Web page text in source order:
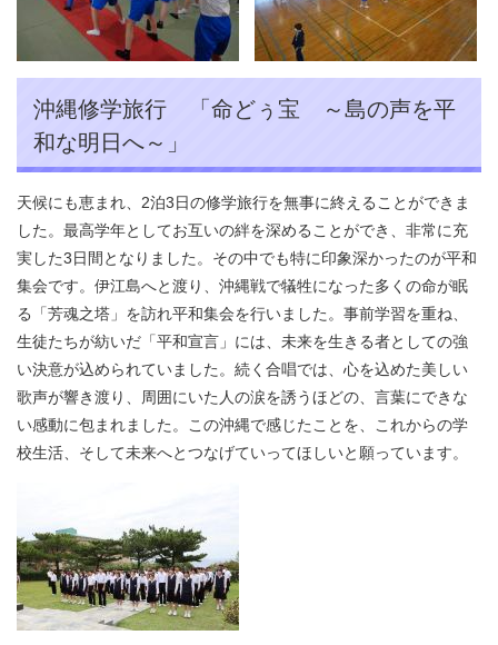
沖縄修学旅行 「命どぅ宝 ～島の声を平
和な明日へ～」
天候にも恵まれ、2泊3日の修学旅行を無事に終えることができま
した。最高学年としてお互いの絆を深めることができ、非常に充
実した3日間となりました。その中でも特に印象深かったのが平和
集会です。伊江島へと渡り、沖縄戦で犠牲になった多くの命が眠
る「芳魂之塔」を訪れ平和集会を行いました。事前学習を重ね、
生徒たちが紡いだ「平和宣言」には、未来を生きる者としての強
い決意が込められていました。続く合唱では、心を込めた美しい
歌声が響き渡り、周囲にいた人の涙を誘うほどの、言葉にできな
い感動に包まれました。この沖縄で感じたことを、これからの学
校生活、そして未来へとつなげていってほしいと願っています。